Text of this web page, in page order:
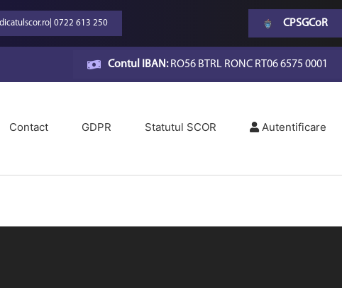
| 0722 613 250 CPSGCoR
Contul IBAN:RO56 BTRL RONC RT06 6575 0001
Contact GDPR Statutul SCOR Autentificare